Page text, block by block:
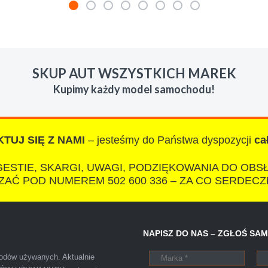
wyzyskiwaczy, to polecam s-car.pl
IZA
tak przyjemnie i przede wszystkim na korzystnych
SKUP AUT WSZYSTKICH MAREK
Kupimy każdy model samochodu!
SIĘ Z NAMI – jesteśmy do Państwa dyspozycji
SKARGI, UWAGI, PODZIĘKOWANIA DO
POD NUMEREM 502 600 336 – ZA CO
używanych. Aktualnie
NAPISZ DO NAS – ZGŁOŚ